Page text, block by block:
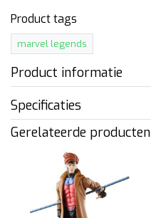
Product tags
marvel legends
Product informatie
Specificaties
Gerelateerde producten